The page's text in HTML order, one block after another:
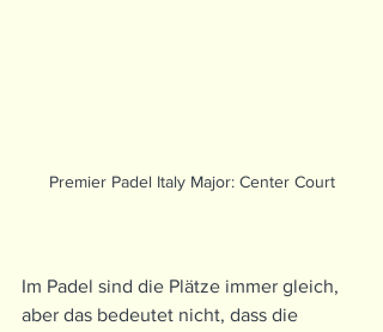
Premier Padel Italy Major: Center Court
Im Padel sind die Plätze immer gleich,
aber das bedeutet nicht, dass die